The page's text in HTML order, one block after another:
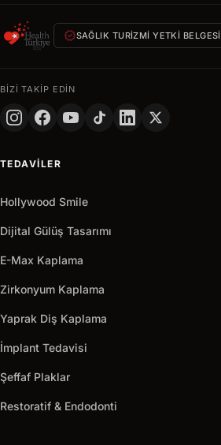
size
özel
teklif
SOYAD
Turkey+90
Hemen
verifiedSAĞLIK TURIZMI YETKI BELGESI
BIZI TAKIP EDIN
TEDAVILER
Hollywood Smile
Dijital Gülüş Tasarımı
E-Max Kaplama
Zirkonyum Kaplama
Yaprak Diş Kaplama
İmplant Tedavisi
Şeffaf Plaklar
Restoratif & Endodonti